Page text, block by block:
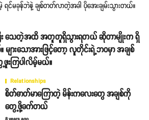
ရင်မခုန်ဘဲနဲ့ ချစ်တတ်လာတဲ့အခါ ပိုအေးချမ်းသွားတယ်။
း သေတဲ့အထိ အတူတူရှိသွားရတယ် ဆိုတာမျိုးက ရှိ
ျားသောအားဖြင့်တော့ လူတိုင်းရဲ့ဘဝမှာ အချစ်
ကြပါလိမ့်မယ်။
Relationships
စိတ်ဓာတ်မာကြောတဲ့ မိန်းကလေးတွေ အချစ်ကို
တွေ့ဖို့ခက်တယ်